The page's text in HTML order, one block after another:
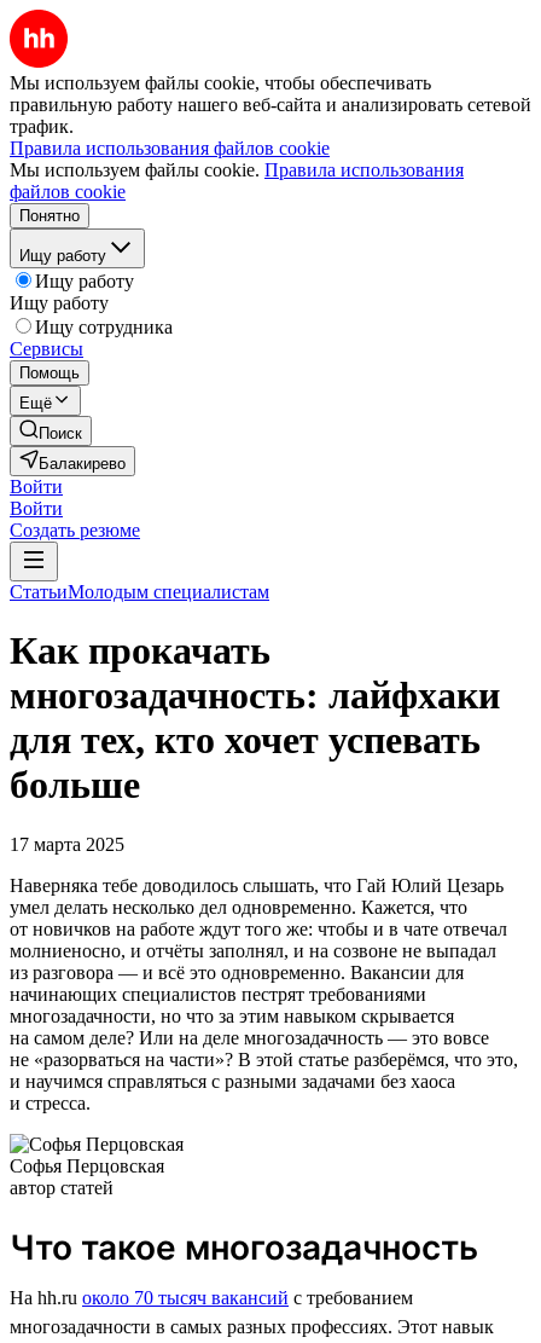
Мы используем файлы cookie, чтобы обеспечивать
правильную работу нашего веб-сайта и анализировать сетевой
трафик.
Правила использования файлов cookie
Мы используем файлы cookie. Правила использования
файлов cookie
Понятно
Ищу работу
Ищу работу
Ищу работу
Ищу сотрудника
Сервисы
Помощь
Ещё
Поиск
Балакирево
Войти
Войти
Создать резюме
СтатьиМолодым специалистам
Как прокачать
многозадачность: лайфхаки
для тех, кто хочет успевать
больше
17 марта 2025
Наверняка тебе доводилось слышать, что Гай Юлий Цезарь
умел делать несколько дел одновременно. Кажется, что
от новичков на работе ждут того же: чтобы и в чате отвечал
молниеносно, и отчёты заполнял, и на созвоне не выпадал
из разговора — и всё это одновременно. Вакансии для
начинающих специалистов пестрят требованиями
многозадачности, но что за этим навыком скрывается
на самом деле? Или на деле многозадачность — это вовсе
не «разорваться на части»? В этой статье разберёмся, что это,
и научимся справляться с разными задачами без хаоса
и стресса.
Софья Перцовская
автор статей
Что такое многозадачность
На hh.ru около 70 тысяч вакансий с требованием
многозадачности в самых разных профессиях. Этот навык